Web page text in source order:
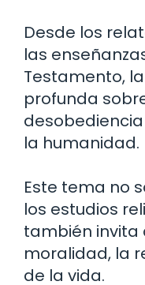
Desde los
las
Testamento,
profunda
la humanidad.
Este tema no
los estudios
también invita
moralidad, la
de la vida.